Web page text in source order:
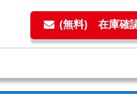
(無料) 在庫確